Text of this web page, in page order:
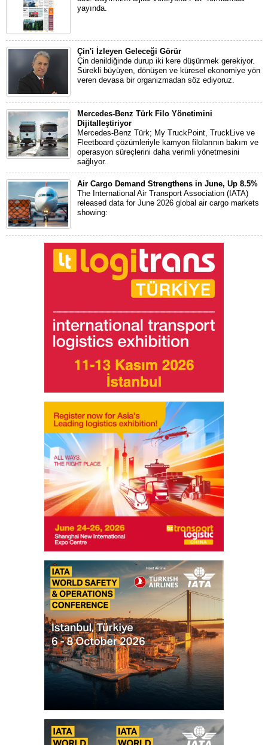
yayında.
Çin'i İzleyen Geleceği Görür
Çin denildiğinde durup iki kere düşünmek gerekiyor.
Sürekli büyüyen, dönüşen ve küresel ekonomiye yön
veren devasa bir organizmadan söz ediyoruz.
Mercedes-Benz Türk Filo Yönetimini
Dijitalleştiriyor
Mercedes-Benz Türk; My TruckPoint, TruckLive ve
Fleetboard çözümleriyle kamyon filolarının bakım ve
operasyon süreçlerini daha verimli yönetmesini
sağlıyor.
Air Cargo Demand Strengthens in June, Up 8.5%
The International Air Transport Association (IATA)
released data for June 2026 global air cargo markets
showing: